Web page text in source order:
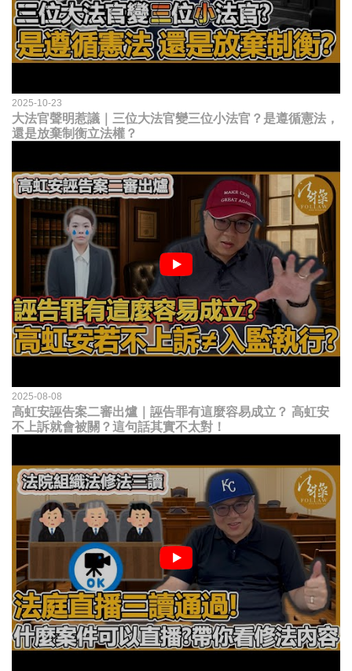
2025-10-23
大法官聲明惹議｜三位大法官變三位小法官？是遵循憲法，
還是放棄制衡立法權？
2025-08-08
高虹安誣告案二審出爐｜誣告罪有這麼容易成立？ 高虹安
不上訴就會被關？這句話其實不太對！